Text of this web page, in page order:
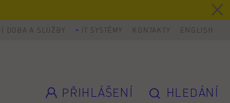
DOBA A SLUŽBY IT SYSTÉMY KONTAKTY ENGLISH
PŘIHLÁŠENÍ HLEDÁNÍ